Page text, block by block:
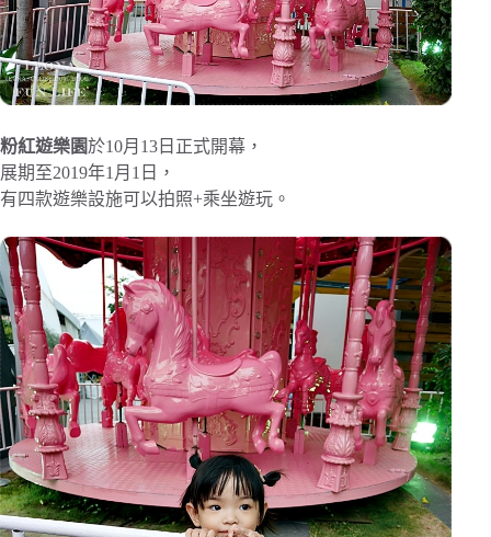
粉紅遊樂園於10月13日正式開幕，
展期至2019年1月1日，
有四款遊樂設施可以拍照+乘坐遊玩。